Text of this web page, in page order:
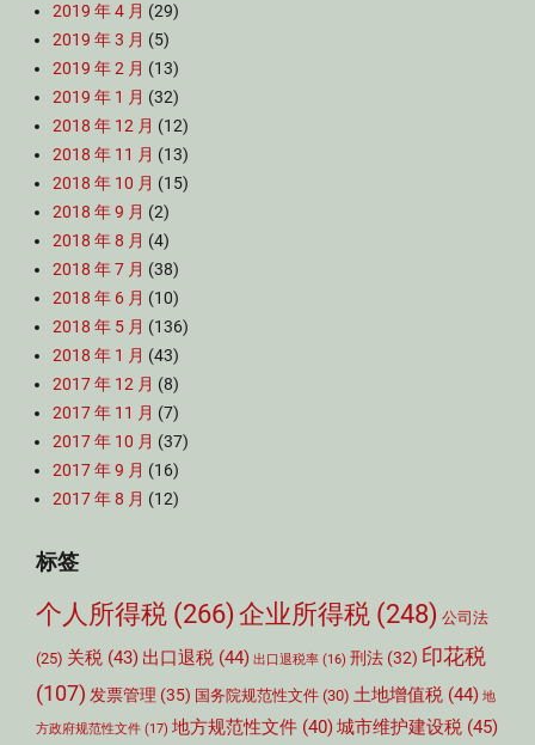
2019 年 4 月 (29)
2019 年 3 月 (5)
2019 年 2 月 (13)
2019 年 1 月 (32)
2018 年 12 月 (12)
2018 年 11 月 (13)
2018 年 10 月 (15)
2018 年 9 月 (2)
2018 年 8 月 (4)
2018 年 7 月 (38)
2018 年 6 月 (10)
2018 年 5 月 (136)
2018 年 1 月 (43)
2017 年 12 月 (8)
2017 年 11 月 (7)
2017 年 10 月 (37)
2017 年 9 月 (16)
2017 年 8 月 (12)
标签
个人所得税 (266) 企业所得税 (248) 公司法
(25) 关税 (43) 出口退税 (44) 出口退税率 (16) 刑法 (32) 印花税
(107) 发票管理 (35) 国务院规范性文件 (30) 土地增值税 (44) 地
方政府规范性文件 (17) 地方规范性文件 (40)城市维护建设税 (45)